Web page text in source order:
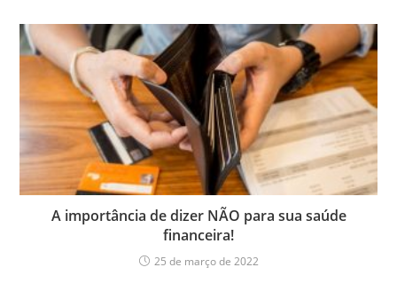
A importância de dizer NÃO para sua saúde
financeira!
25 de março de 2022